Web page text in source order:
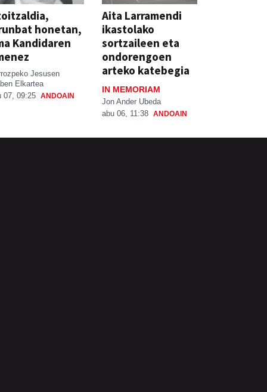
honetan,
Kandidaren
Jesusen
Elkartea
07, 09:25 ANDOAIN
Aita Larramendi
ikastolako
sortzaileen eta
ondorengoen
arteko katebegia
IN MEMORIAM
Jon Ander Ubeda
abu 06, 11:38 ANDOAIN